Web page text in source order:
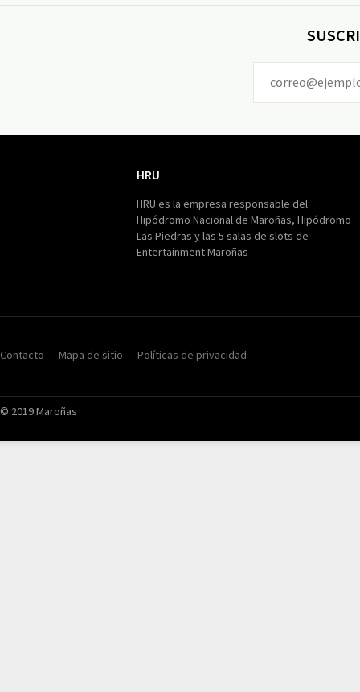
HRU
HRU es la empresa responsable del
Hipódromo Nacional de Maroñas, Hipódromo
Las Piedras y las 5 salas de slots de
Entertainment Maroñas
Contacto Mapa de sitio Políticas de privacidad
© 2019 Maroñas